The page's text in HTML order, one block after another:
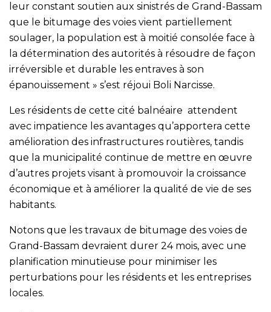
leur constant soutien aux sinistrés de Grand-Bassam
que le bitumage des voies vient partiellement
soulager, la population est à moitié consolée face à
la détermination des autorités à résoudre de façon
irréversible et durable les entraves à son
épanouissement » s’est réjoui Boli Narcisse.
Les résidents de cette cité balnéaire attendent
avec impatience les avantages qu’apportera cette
amélioration des infrastructures routières, tandis
que la municipalité continue de mettre en œuvre
d’autres projets visant à promouvoir la croissance
économique et à améliorer la qualité de vie de ses
habitants.
Notons que les travaux de bitumage des voies de
Grand-Bassam devraient durer 24 mois, avec une
planification minutieuse pour minimiser les
perturbations pour les résidents et les entreprises
locales.